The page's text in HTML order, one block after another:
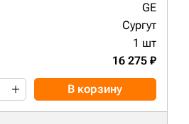
GE
Сургут
1 шт
16 275 ₽
В корзину